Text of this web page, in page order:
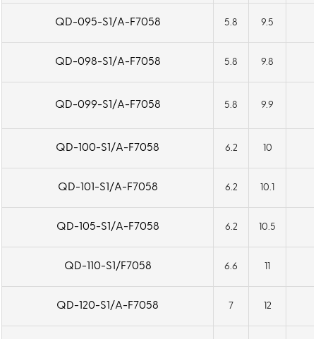
QD-095-S1/A-F7058 5.8 9.5
QD-098-S1/A-F7058 5.8 9.8
QD-099-S1/A-F7058 5.8 9.9
QD-100-S1/A-F7058 6.2 10
QD-101-S1/A-F7058 6.2 10.1
QD-105-S1/A-F7058 6.2 10.5
QD-110-S1/F7058 6.6
QD-120-S1/A-F7058 7 12